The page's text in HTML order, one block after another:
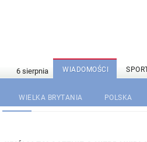
WIADOMOŚCI
WIELKA BRYTANIA POLSKA